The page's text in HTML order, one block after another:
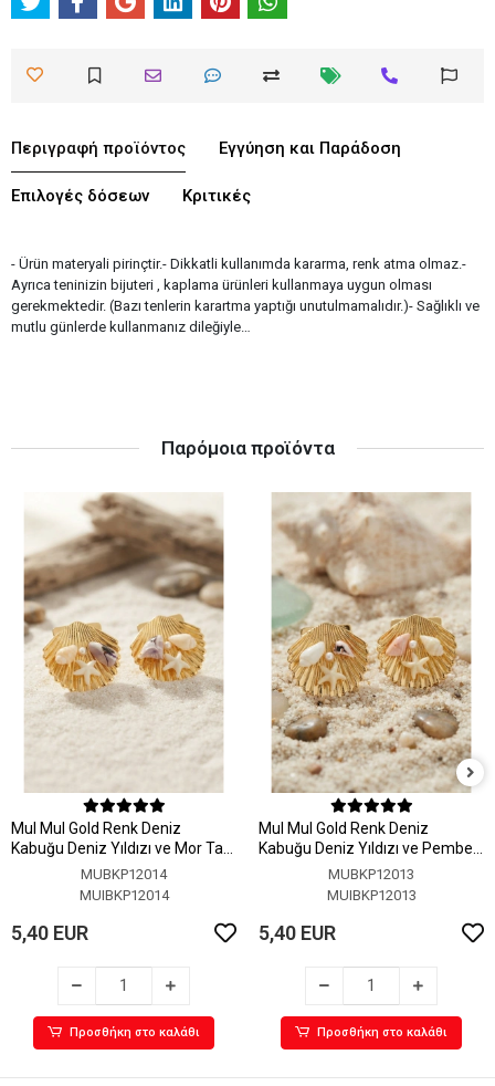
Περιγραφή προϊόντος Εγγύηση και Παράδοση
Επιλογές δόσεων Κριτικές
- Ürün materyali pirinçtir.- Dikkatli kullanımda kararma, renk atma olmaz.-
Ayrıca teninizin bijuteri , kaplama ürünleri kullanmaya uygun olması
gerekmektedir. (Bazı tenlerin karartma yaptığı unutulmamalıdır.)- Sağlıklı ve
mutlu günlerde kullanmanız dileğiyle…
Παρόμοια προϊόντα
MuI MuI Gold Renk Deniz
Kabuğu Deniz Yıldızı ve Mor Taş
Detaylı KüpeMUBKP12014
MUIBKP12014
5,40 EUR
Προσθήκη στο καλάθι
MuI MuI Gold Renk Deniz
Kabuğu Deniz Yıldızı ve Pembe
Taş Detaylı Küpe
MUBKP12013
MUIBKP12013
5,40 EUR
Προσθήκη στο καλάθι